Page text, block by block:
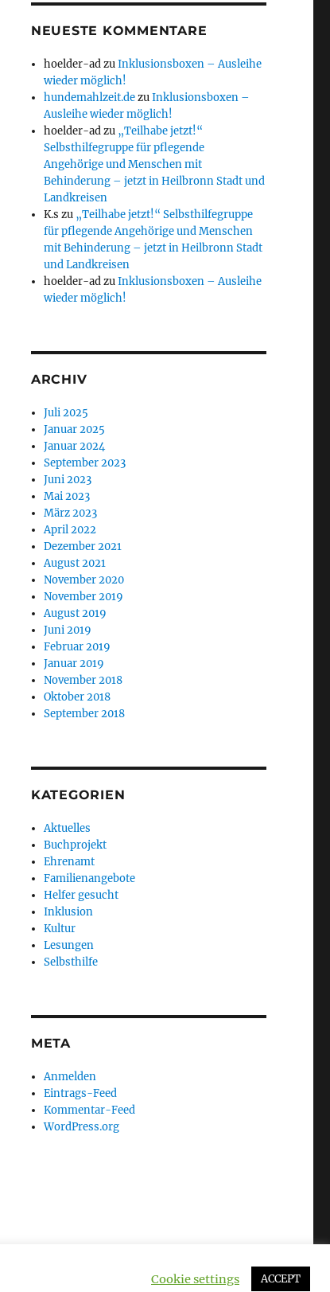
NEUESTE KOMMENTARE
hoelder-adzuInklusionsboxen – Ausleihe
wieder möglich!
hundemahlzeit.dezuInklusionsboxen –
Ausleihe wieder möglich!
hoelder-adzu „Teilhabe jetzt!“
Selbsthilfegruppe für pflegende
Angehörige und Menschen mit
Behinderung – jetzt in Heilbronn Stadt und
Landkreisen
K.s zu „Teilhabe jetzt!“ Selbsthilfegruppe
für pflegende Angehörige und Menschen
mit Behinderung – jetzt in Heilbronn Stadt
und Landkreisen
hoelder-adzuInklusionsboxen – Ausleihe
wieder möglich!
ARCHIV
Juli 2025
Januar 2025
Januar 2024
September 2023
Juni 2023
Mai 2023
März 2023
April 2022
Dezember 2021
August 2021
November 2020
November 2019
August 2019
Juni 2019
Februar 2019
Januar 2019
November 2018
Oktober 2018
September 2018
KATEGORIEN
Aktuelles
Buchprojekt
Ehrenamt
Familienangebote
Helfer gesucht
Inklusion
Kultur
Lesungen
Selbsthilfe
META
Anmelden
Eintrags-Feed
Kommentar-Feed
WordPress.org
Cookie settings ACCEPT